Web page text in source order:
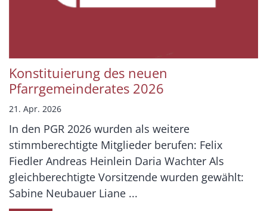
Konstituierung des neuen
Pfarrgemeinderates 2026
21. Apr. 2026
In den PGR 2026 wurden als weitere
stimmberechtigte Mitglieder berufen: Felix
Fiedler Andreas Heinlein Daria Wachter Als
gleichberechtigte Vorsitzende wurden gewählt:
Sabine Neubauer Liane ...